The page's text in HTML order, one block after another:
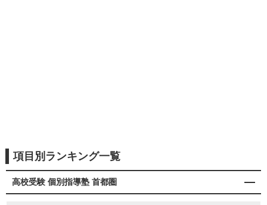
項目別ランキング一覧
高校受験 個別指導塾 首都圏